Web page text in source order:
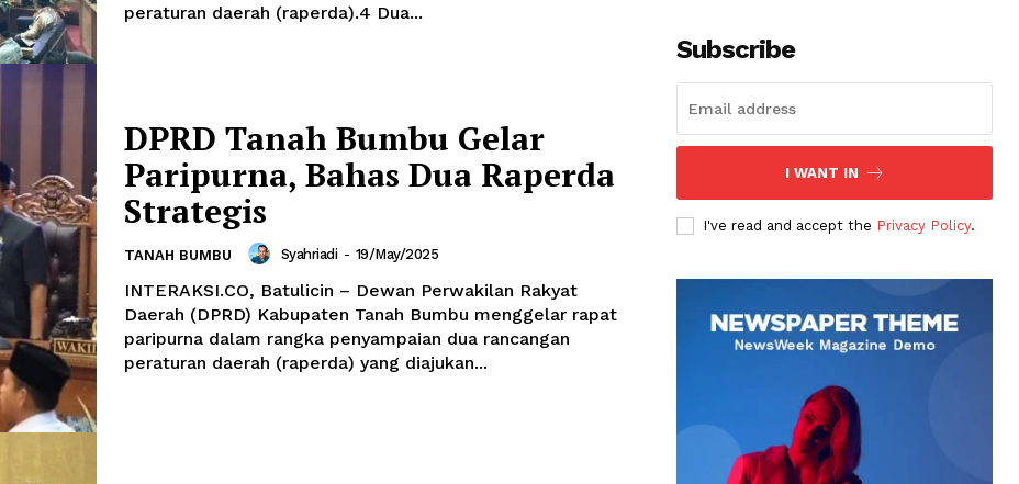
peraturan daerah (raperda).4 Dua...
DPRD Tanah Bumbu Gelar
Paripurna, Bahas Dua Raperda
Strategis
TANAH BUMBU Syahriadi - 19/May/2025
INTERAKSI.CO, Batulicin – Dewan Perwakilan Rakyat
Daerah (DPRD) Kabupaten Tanah Bumbu menggelar rapat
paripurna dalam rangka penyampaian dua rancangan
peraturan daerah (raperda) yang diajukan...
Subscribe
I WANT IN
I've read and accept the Privacy Policy.